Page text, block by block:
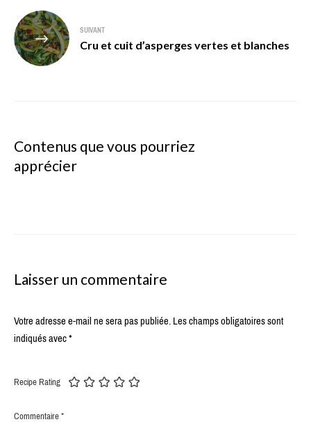
SUIVANT
Cru et cuit d’asperges vertes et blanches
Contenus que vous pourriez
apprécier
Laisser un commentaire
Votre adresse e-mail ne sera pas publiée.Les champs obligatoires sont
indiqués avec*
Recipe Rating
Commentaire*